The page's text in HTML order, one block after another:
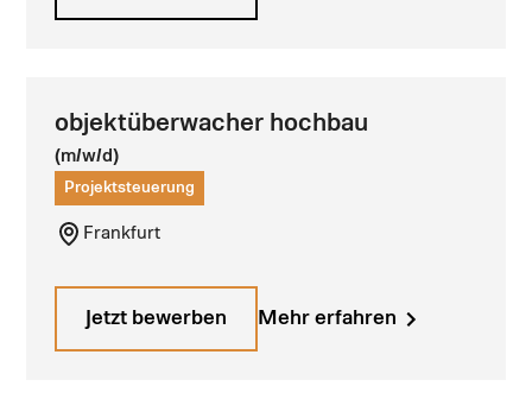
objektüberwacher hochbau
(m/w/d)
Projektsteuerung
Frankfurt
Jetzt bewerben Mehr erfahren